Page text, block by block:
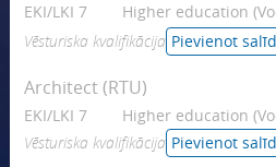
EKI/LKI 7 Higher education
Vēsturiska kvalifikācija Pievienot
Architect (RTU)
EKI/LKI 7 Higher education
Vēsturiska kvalifikācija Pievienot